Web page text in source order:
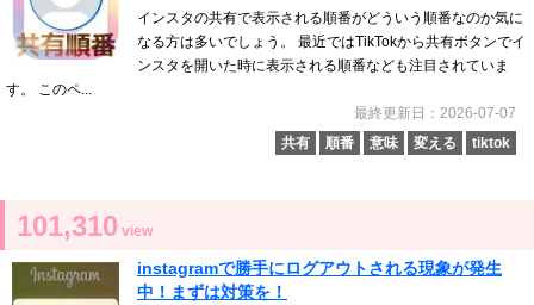
インスタの共有で表示される順番がどういう順番なのか気に
なる方は多いでしょう。 最近ではTikTokから共有ボタンでイ
ンスタを開いた時に表示される順番なども注目されていま
す。 このペ...
最終更新日：2026-07-07
共有
順番 意味 変える tiktok
101,310 view
instagramで勝手にログアウトされる現象が発生
中！まずは対策を！